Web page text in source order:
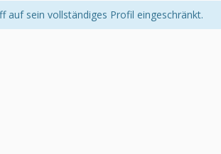
auf sein vollständiges Profil eingeschränkt.